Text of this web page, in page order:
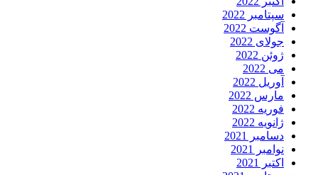
سپتامبر 2022
آگوست 2022
جولای 2022
ژوئن 2022
می 2022
آوریل 2022
مارس 2022
فوریه 2022
ژانویه 2022
دسامبر 2021
نوامبر 2021
اکتبر 2021